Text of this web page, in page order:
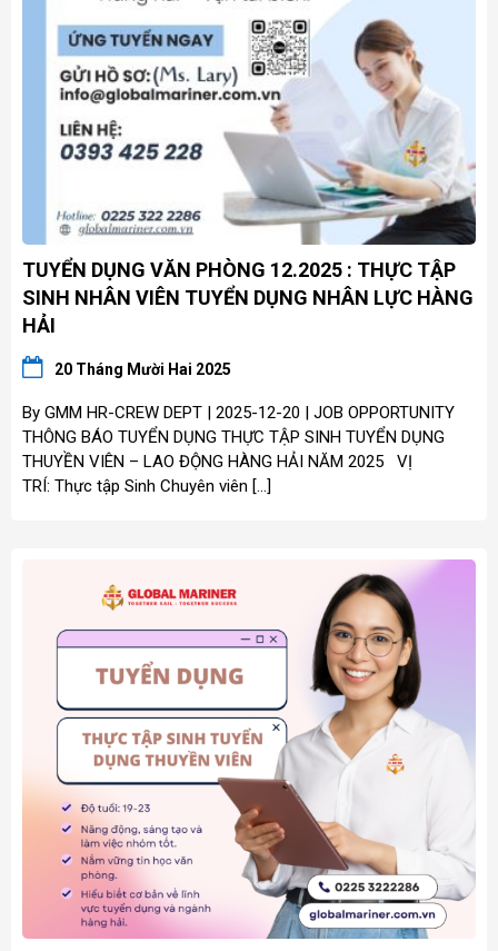
TUYỂN DỤNG VĂN PHÒNG 12.2025 : THỰC TẬP
SINH NHÂN VIÊN TUYỂN DỤNG NHÂN LỰC HÀNG
HẢI
20 Tháng Mười Hai 2025
By GMM HR-CREW DEPT | 2025-12-20 | JOB OPPORTUNITY
THÔNG BÁO TUYỂN DỤNG THỰC TẬP SINH TUYỂN DỤNG
THUYỀN VIÊN – LAO ĐỘNG HÀNG HẢI NĂM 2025 VỊ
TRÍ: Thực tập Sinh Chuyên viên […]